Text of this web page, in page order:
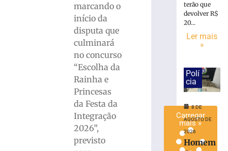
marcando o
início da
disputa que
culminará
no concurso
“Escolha da
Rainha e
Princesas
da Festa da
Integração
2026”,
previsto
Brusque
Carregar
mais »
terão que
devolver R$
20...
Ler mais
»
Polí
cia
8 DE
AGOSTO DE
2026
Homem